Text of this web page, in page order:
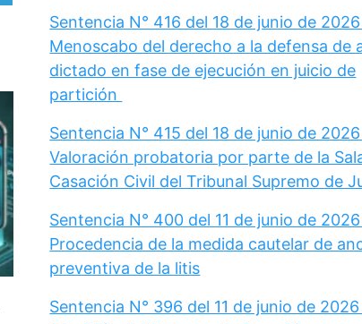
Sentencia N° 416 del 18 de junio de
Menoscabo del derecho a la defensa de
dictado en fase de ejecución en juicio de
partición
Sentencia N° 415 del 18 de junio de
Valoración probatoria por parte de la
Casación Civil del Tribunal Supremo de
Sentencia N° 400 del 11 de junio de
Procedencia de la medida cautelar de
preventiva de la litis
Sentencia N° 396 del 11 de junio de 2026